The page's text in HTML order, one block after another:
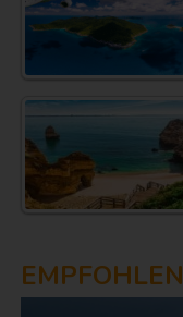
EMPFOHLEN